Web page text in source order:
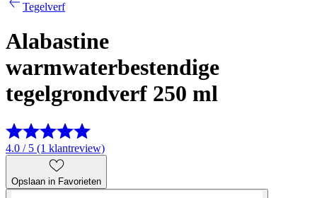
Tegelverf
Alabastine
warmwaterbestendige
tegelgrondverf 250 ml
4.0 / 5 (1 klantreview)
Opslaan in Favorieten